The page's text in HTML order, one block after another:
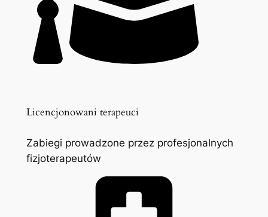
Licencjonowani terapeuci
Zabiegi prowadzone przez profesjonalnych
fizjoterapeutów